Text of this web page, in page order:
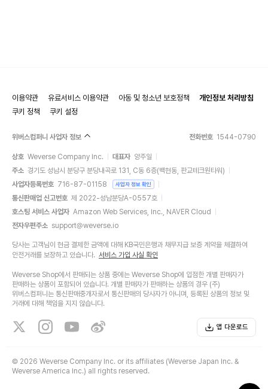
이용약관 유료서비스 이용약관 아동 및 청소년 보호정책
개인정보 처리방침
쿠키 정책
쿠키 설정
위버스컴퍼니 사업자 정보 전화번호 1544-0790
상호 Weverse Company Inc. 대표자 양주일
주소 경기도 성남시 분당구 분당내곡로 131, C동 6층(백현동, 판교테크원타워)
사업자등록번호 716-87-01158 사업자 정보 확인
통신판매업 신고번호 제 2022-성남분당A-0557호
호스팅 서비스 사업자 Amazon Web Services, Inc., NAVER Cloud
전자우편주소 support@weverse.io
당사는 고객님이 현금 결제한 금액에 대해 KB국민은행과 채무지급 보증 계약을 체결하여
안전거래를 보장하고 있습니다. 서비스 가입 사실 확인
Weverse Shop에서 판매되는 상품 중에는 Weverse Shop에 입점한 개별 판매자가
판매하는 상품이 포함되어 있습니다. 개별 판매자가 판매하는 상품의 경우 (주)
위버스컴퍼니는 통신판매중개자로서 통신판매의 당사자가 아니며, 등록된 상품의 정보 및
거래에 대해 책임을 지지 않습니다.
앱 다운로드
© 2026 Weverse Company Inc. or its affiliates (Weverse Japan Inc. &
Weverse America Inc.) all rights reserved.